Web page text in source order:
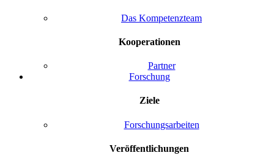
Das Kompetenzteam
Kooperationen
Partner
Forschung
Ziele
Forschungsarbeiten
Veröffentlichungen